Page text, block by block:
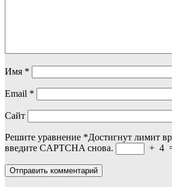
Имя *
Email *
Сайт
Решите уравнение *Достигнут лимит
введите CAPTCHA снова.
+ 4